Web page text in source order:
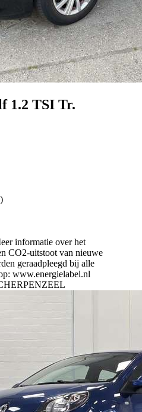
1.2 TSI Tr.
informatie over het
CO2-uitstoot van nieuwe
geraadpleegd bij alle
www.energielabel.nl